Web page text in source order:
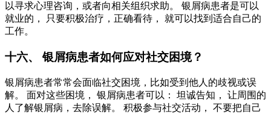
以寻求心理咨询，或者向相关组织求助。 银屑病患者是可以
就业的， 只要积极治疗，正确看待， 就可以找到适合自己的
工作。
十六、 银屑病患者如何应对社交困境？
银屑病患者常常会面临社交困境，比如受到他人的歧视或误
解。 面对这些困境， 银屑病患者可以： 坦诚告知， 让周围的
人了解银屑病，去除误解。 积极参与社交活动， 不要把自己